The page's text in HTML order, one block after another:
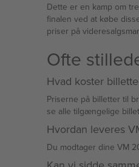
Dette er en kamp om
finalen ved at købe
Ofte
Hvad koster
Priserne på billetter til
se alle tilgængelige
Hvordan leveres
Du modtager dine VM